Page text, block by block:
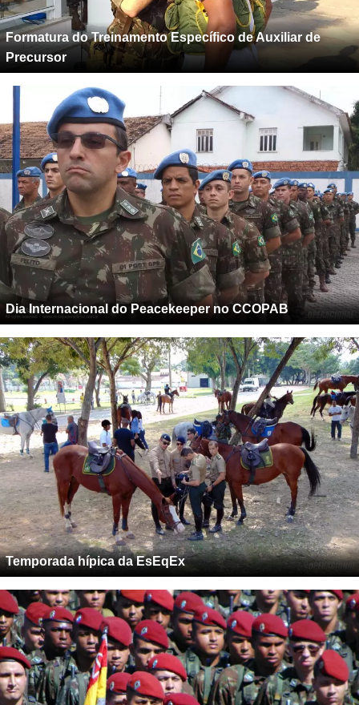
Formatura do Treinamento Específico de Auxiliar de
Precursor
Dia Internacional do Peacekeeper no CCOPAB
Temporada hípica da EsEqEx